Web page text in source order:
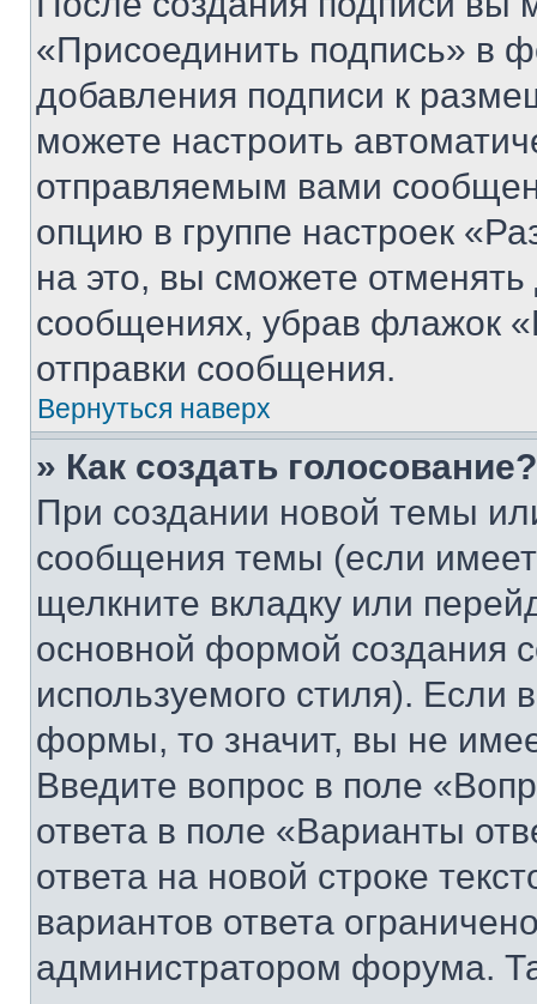
«Присоединить подпись» в
добавления подписи к
можете настроить
отправляемым вами
опцию в группе настроек
на это, вы сможете
сообщениях, убрав флажок
отправки сообщения.
Вернуться наверх
» Как создать голосование?
При создании новой темы
сообщения темы (если
щелкните вкладку или
основной формой создания
используемого стиля). Если
формы, то значит, вы не
Введите вопрос в поле
ответа в поле «Варианты
ответа на новой строке
вариантов ответа
администратором форума.